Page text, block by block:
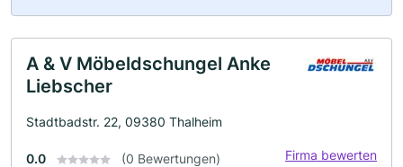
A & V Möbeldschungel Anke
Liebscher
Stadtbadstr. 22, 09380 Thalheim
0.0 (0 Bewertungen) Firma bewerten